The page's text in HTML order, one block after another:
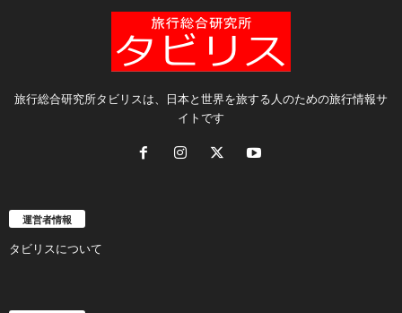
旅行総合研究所タビリスは、日本と世界を旅する人のための旅行情報サ
イトです
運営者情報
タビリスについて